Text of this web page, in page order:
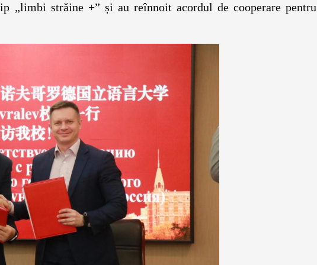
„limbi străine +” și au reînnoit acordul de cooperare pentru